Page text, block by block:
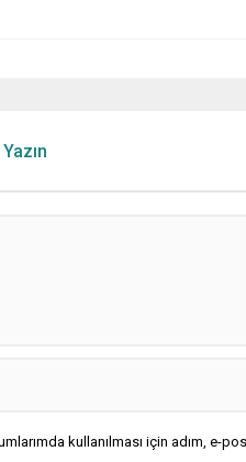
kullanılması için adım, e-